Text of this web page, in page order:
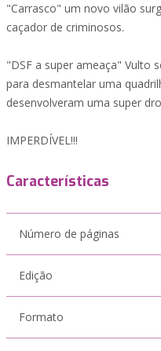
"Carrasco" um novo vilão
caçador de criminosos.
"DSF a super ameaça" Vulto
para desmantelar uma
desenvolveram uma super
IMPERDÍVEL!!!
Características
Número de páginas
Edição
Formato